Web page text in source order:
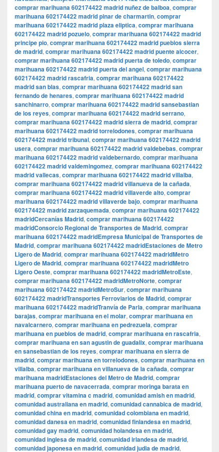
comprar marihuana 602174422 madrid nuñez de balboa, comprar
marihuana 602174422 madrid pinar de charmartin, comprar
marihuana 602174422 madrid plaza eliptica, comprar marihuana
602174422 madrid pozuelo, comprar marihuana 602174422 madrid
principe pio, comprar marihuana 602174422 madrid pueblos sierra
de madrid, comprar marihuana 602174422 madrid puente alcocer,
comprar marihuana 602174422 madrid puerta de toledo, comprar
marihuana 602174422 madrid puerta del angel, comprar marihuana
602174422 madrid rascafria, comprar marihuana 602174422
madrid san blas, comprar marihuana 602174422 madrid san
fernando de henares, comprar marihuana 602174422 madrid
sanchinarro, comprar marihuana 602174422 madrid sansebastian
de los reyes, comprar marihuana 602174422 madrid serrano,
comprar marihuana 602174422 madrid sierra de madrid, comprar
marihuana 602174422 madrid torrelodones, comprar marihuana
602174422 madrid tribunal, comprar marihuana 602174422 madrid
usera, comprar marihuana 602174422 madrid valdebebas, comprar
marihuana 602174422 madrid valdebernardo, comprar marihuana
602174422 madrid valdemingomez, comprar marihuana 602174422
madrid vallecas, comprar marihuana 602174422 madrid villalba,
comprar marihuana 602174422 madrid villanueva de la cañada,
comprar marihuana 602174422 madrid villaverde alto, comprar
marihuana 602174422 madrid villaverde bajo, comprar marihuana
602174422 madrid zarzaquemada, comprar marihuana 602174422
madridCercanías Madrid, comprar marihuana 602174422
madridConsorcio Regional de Transportes de Madrid, comprar
marihuana 602174422 madridEmpresa Municipal de Transportes de
Madrid, comprar marihuana 602174422 madridEstaciones de Metro
Ligero de Madrid, comprar marihuana 602174422 madridMetro
Ligero de Madrid, comprar marihuana 602174422 madridMetro
Ligero Oeste, comprar marihuana 602174422 madridMetroEste,
comprar marihuana 602174422 madridMetroNorte, comprar
marihuana 602174422 madridMetroSur, comprar marihuana
602174422 madridTransportes Ferroviarios de Madrid, comprar
marihuana 602174422 madridTranvía de Parla, comprar marihuana
barajas, comprar marihuana en el molar, comprar marihuana en
navalcarnero, comprar marihuana en pedrezuela, comprar
marihuana en pueblos de madrid, comprar marihuana en rascafria,
comprar marihuana en san agustin de guadalix, comprar marihuana
en sansebastian de los reyes, comprar marihuana en sierra de
madrid, comprar marihuana en torrelodones, comprar marihuana en
villalba, comprar marihuana en villanueva de la cañada, comprar
marihuana madridEstaciones del Metro de Madrid, comprar
marihuana puerto de navacerrada, comprar moringa barata en
madrid, comprar vitamina c madrid, comunidad amish en madrid,
comunidad australiana en madrid, comunidad cannabica de madrid,
comunidad china en madrid, comunidad colombiana en madrid,
comunidad danesa en madrid, comunidad finlandesa en madrid,
comunidad gay madrid, comunidad holandesa en madrid,
comunidad inglesa de madrid, comunidad irlandesa de madrid,
comunidad japonesa en madrid, comunidad judia de madrid,